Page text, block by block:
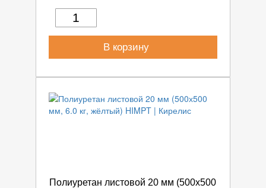
В корзину
Полиуретан листовой 20 мм (500х500